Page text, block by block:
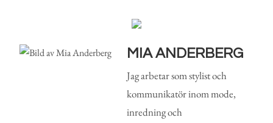
MIA ANDERBERG
Jag arbetar som stylist och
kommunikatör inom mode,
inredning och